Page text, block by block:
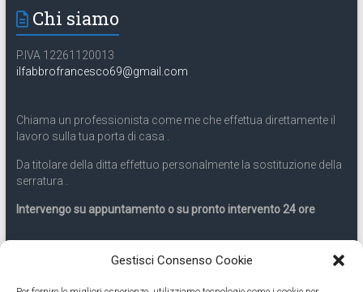
Gestisci Consenso Cookie
Chi siamo
P.IVA 12261120013
ilfabbrofrancesco69@gmail.com
Chiama un professionista come me che effettua direttamente il
lavoro sulla tua porta di casa .
Da titolare della ditta effettuo personalmente la sostituzione della
serratura .
Intervengo su appuntamento o su pronto intervento 24 ore
Servizio 24 ore